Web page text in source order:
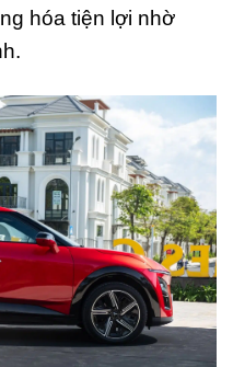
hóa tiện lợi nhờ